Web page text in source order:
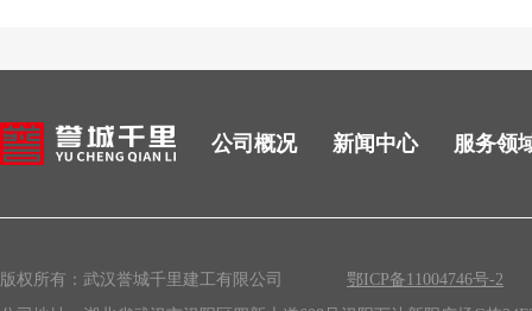
公司概况 新闻中心 服务领
版权所有：武汉誉城千里建工有限公司
鄂ICP备11004746号-2